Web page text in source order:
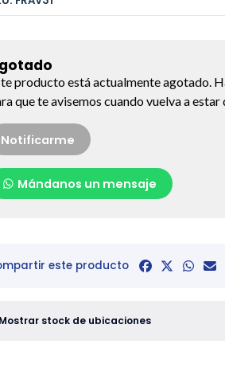
producto está actualmente agotado.
que te avisemos cuando vuelva a
Notificarme
Mándanos un mensaje
este producto
Mostrar stock de ubicaciones